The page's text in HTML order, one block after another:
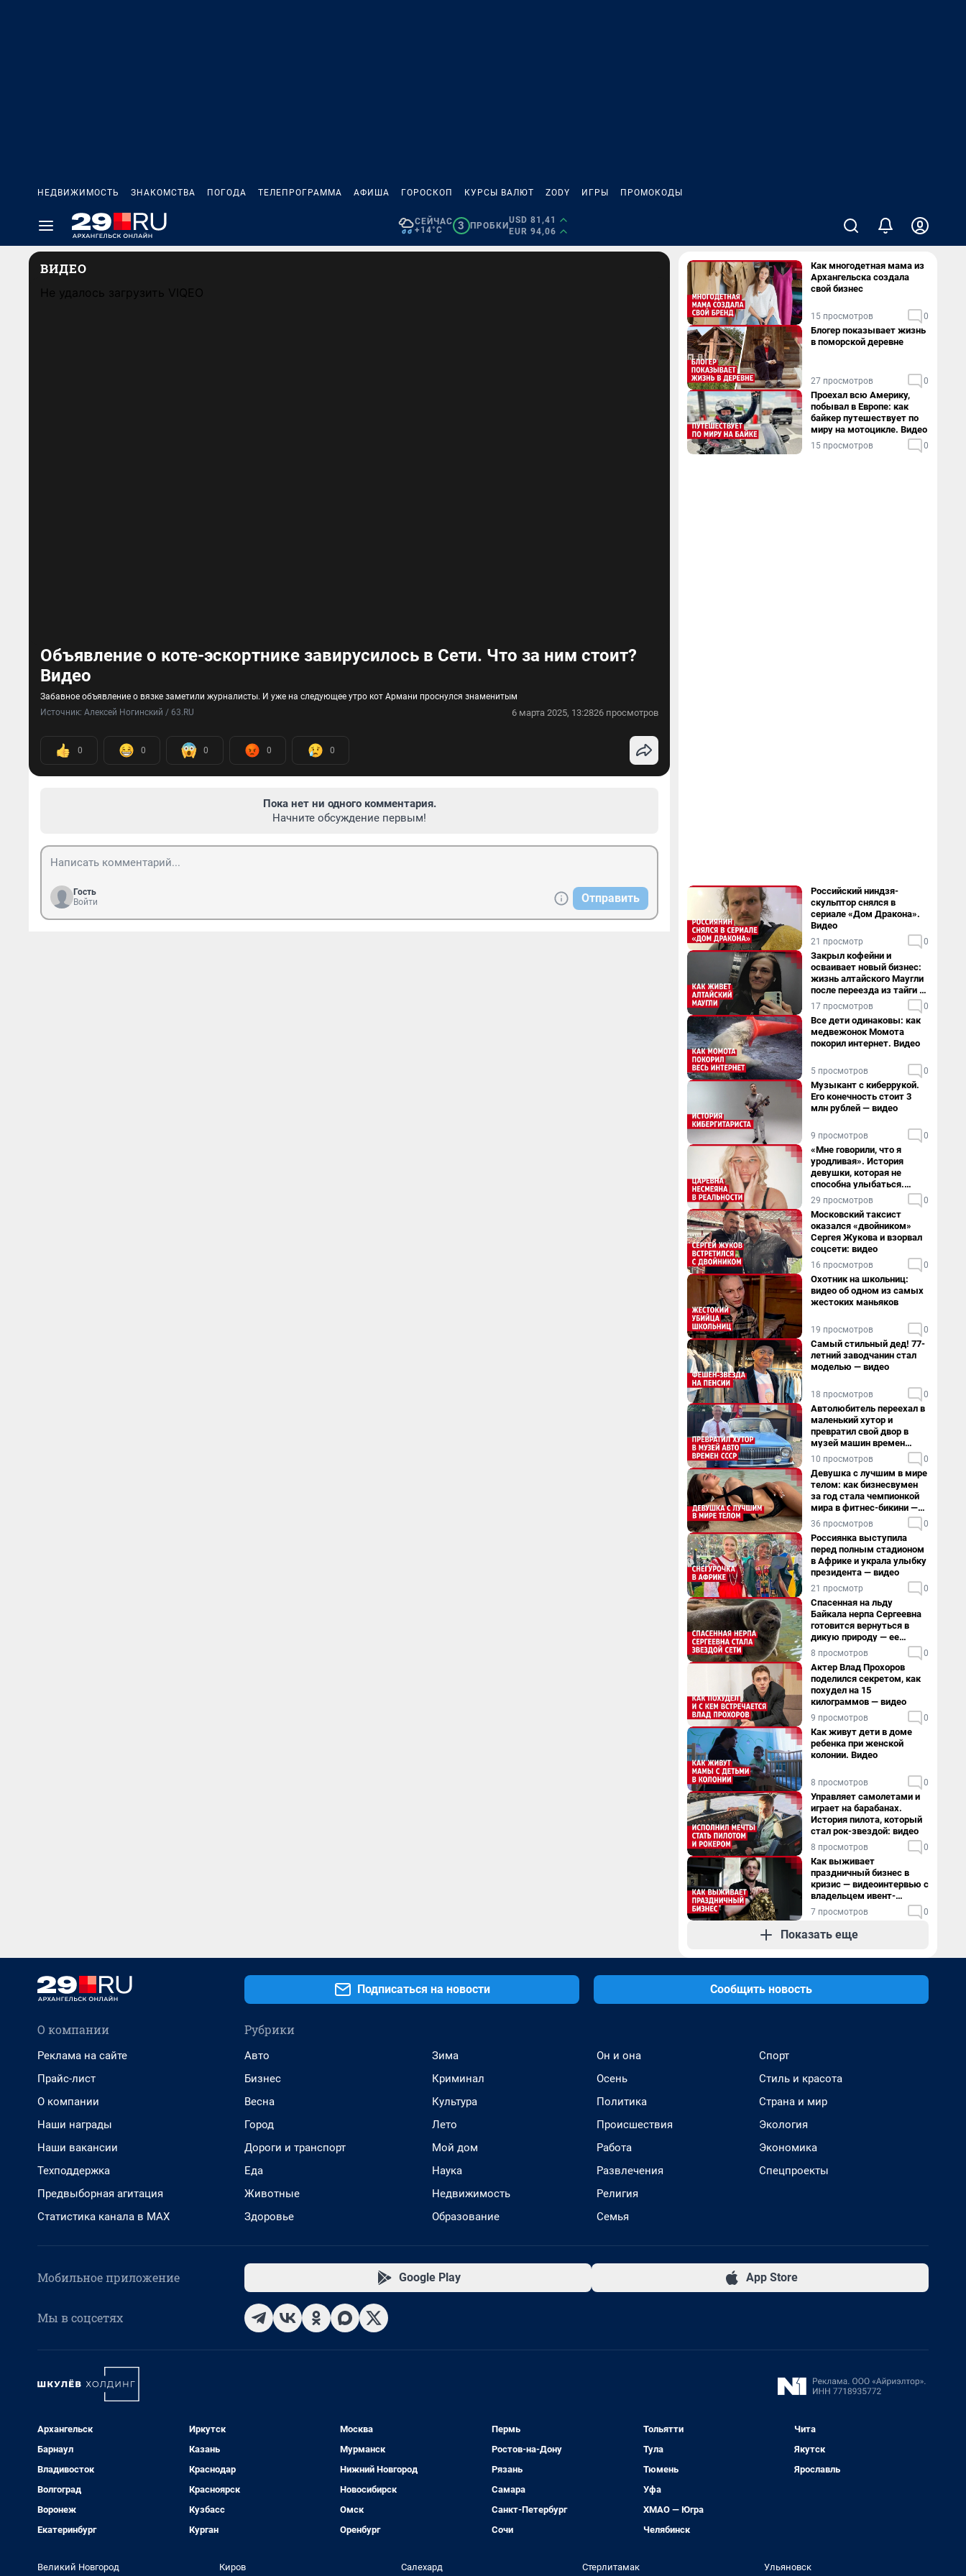
НЕДВИЖИМОСТЬ ЗНАКОМСТВА ПОГОДА ТЕЛЕПРОГРАММА АФИША ГОРОСКОП КУРСЫ ВАЛЮТ ZODY ИГРЫ ПРОМОКОДЫ
СЕЙЧАС
+14°C
3 ПРОБКИ
USD 81,41
EUR 94,06
ВИДЕО
Не удалось загрузить VIQEO
Объявление о коте-эскортнике завирусилось в Сети. Что за ним стоит?
Видео
Забавное объявление о вязке заметили журналисты. И уже на следующее утро кот Армани проснулся знаменитым
Источник: Алексей Ногинский / 63.RU 6 марта 2025, 13:2826 просмотров
0 0 0 0 0
Пока нет ни одного комментария.
Начните обсуждение первым!
Гость
Войти
Отправить
Как многодетная мама из
Архангельска создала
свой бизнес
15 просмотров 0
Блогер показывает жизнь
в поморской деревне
27 просмотров 0
Проехал всю Америку,
побывал в Европе: как
байкер путешествует по
миру на мотоцикле. Видео
15 просмотров 0
Российский ниндзя-
скульптор снялся в
сериале «Дом Дракона».
Видео
21 просмотр 0
Закрыл кофейни и
осваивает новый бизнес:
жизнь алтайского Маугли
после переезда из тайги в
столицу
17 просмотров 0
Все дети одинаковы: как
медвежонок Момота
покорил интернет. Видео
5 просмотров 0
Музыкант с киберрукой.
Его конечность стоит 3
млн рублей — видео
9 просмотров 0
«Мне говорили, что я
уродливая». История
девушки, которая не
способна улыбаться.
Видео
29 просмотров 0
Московский таксист
оказался «двойником»
Сергея Жукова и взорвал
соцсети: видео
16 просмотров 0
Охотник на школьниц:
видео об одном из самых
жестоких маньяков
19 просмотров 0
Самый стильный дед! 77-
летний заводчанин стал
моделью — видео
18 просмотров 0
Автолюбитель переехал в
маленький хутор и
превратил свой двор в
музей машин времен
СССР. Видео
10 просмотров 0
Девушка с лучшим в мире
телом: как бизнесвумен
за год стала чемпионкой
мира в фитнес-бикини —
видео
36 просмотров 0
Россиянка выступила
перед полным стадионом
в Африке и украла улыбку
президента — видео
21 просмотр 0
Спасенная на льду
Байкала нерпа Сергеевна
готовится вернуться в
дикую природу — ее
видеоистория
8 просмотров 0
Актер Влад Прохоров
поделился секретом, как
похудел на 15
килограммов — видео
9 просмотров 0
Как живут дети в доме
ребенка при женской
колонии. Видео
8 просмотров 0
Управляет самолетами и
играет на барабанах.
История пилота, который
стал рок-звездой: видео
8 просмотров 0
Как выживает
праздничный бизнес в
кризис — видеоинтервью с
владельцем ивент-
агентства
7 просмотров 0
Показать еще
Подписаться на новости Сообщить новость
О компании
Реклама на сайте
Прайс-лист
О компании
Наши награды
Наши вакансии
Техподдержка
Предвыборная агитация
Статистика канала в MAX
Рубрики
Авто
Бизнес
Весна
Город
Дороги и транспорт
Еда
Животные
Здоровье
Зима
Криминал
Культура
Лето
Мой дом
Наука
Недвижимость
Образование
Он и она
Осень
Политика
Происшествия
Работа
Развлечения
Религия
Семья
Спорт
Стиль и красота
Страна и мир
Экология
Экономика
Спецпроекты
Мобильное приложение Google Play App Store
Мы в соцсетях
Архангельск
Барнаул
Владивосток
Волгоград
Воронеж
Екатеринбург
Иркутск
Казань
Краснодар
Красноярск
Кузбасс
Курган
Москва
Мурманск
Нижний Новгород
Новосибирск
Омск
Оренбург
Пермь
Ростов-на-Дону
Рязань
Самара
Санкт-Петербург
Сочи
Тольятти
Тула
Тюмень
Уфа
ХМАО — Югра
Челябинск
Чита
Якутск
Ярославль
Великий Новгород Киров Салехард Стерлитамак Ульяновск